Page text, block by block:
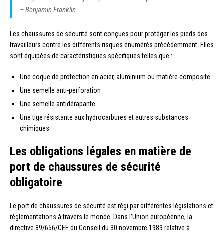
– Benjamin Franklin.
Les chaussures de sécurité sont conçues pour protéger les pieds des
travailleurs contre les différents risques énumérés précédemment. Elles
sont équipées de caractéristiques spécifiques telles que :
Une coque de protection en acier, aluminium ou matière composite
Une semelle anti-perforation
Une semelle antidérapante
Une tige résistante aux hydrocarbures et autres substances
chimiques
Les obligations légales en matière de
port de chaussures de sécurité
obligatoire
Le port de chaussures de sécurité est régi par différentes législations et
réglementations à travers le monde. Dans l’Union européenne, la
directive 89/656/CEE du Conseil du 30 novembre 1989 relative à